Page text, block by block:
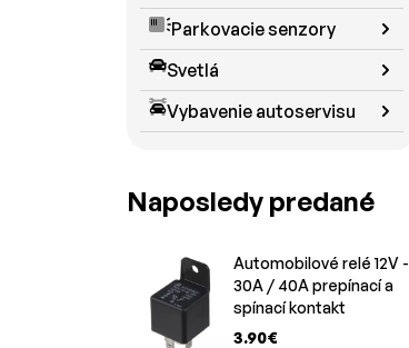
Parkovacie senzory
Svetlá
Vybavenie autoservisu
Naposledy predané
Automobilové relé 12V -
30A / 40A prepínací a
spínací kontakt
3.90€